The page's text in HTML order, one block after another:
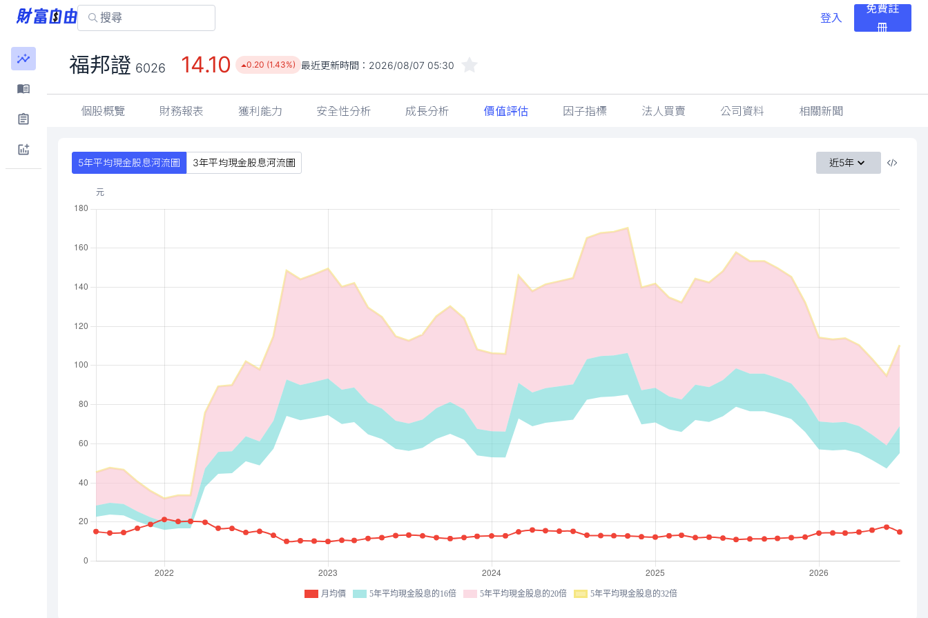
登入
免費註
冊
福邦證 6026 14.10 0.20 (1.43%) 最近更新時間： 2026/08/07 05:30
個股概覽 財務報表 獲利能力 安全性分析 成長分析 價值評估 因子指標 法人買賣 公司資料 相關新聞
5年平均現金股息河流圖 3年平均現金股息河流圖 近5年
月均價 5年平均現金股息的16倍 5年平均現金股息的20倍 5年平均現金股息的32倍